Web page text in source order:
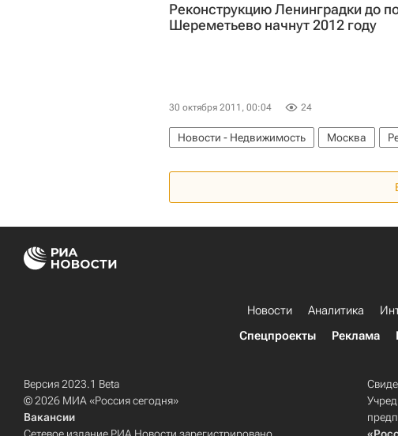
Реконструкцию Ленинградки до
Шереметьево начнут 2012 году
30 октября 2011, 00:04 24
Новости - Недвижимость Москва
Новости Аналитика
Спецпроекты
Реклама
Версия 2023.1 Beta
© 2026 МИА «Россия сегодня»
Вакансии